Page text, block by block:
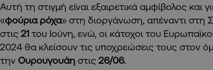
Αυτή τη στιγμή είναι εξαιρετικά αμφίβολος και
«φούρια ρόχα» στη διοργάνωση, απέναντι στη
στις 21 του Ιούνη, ενώ, οι κάτοχοι του
2024 θα κλείσουν τις υποχρεώσεις τους στον
την Ουρουγουάη στις 26/06.